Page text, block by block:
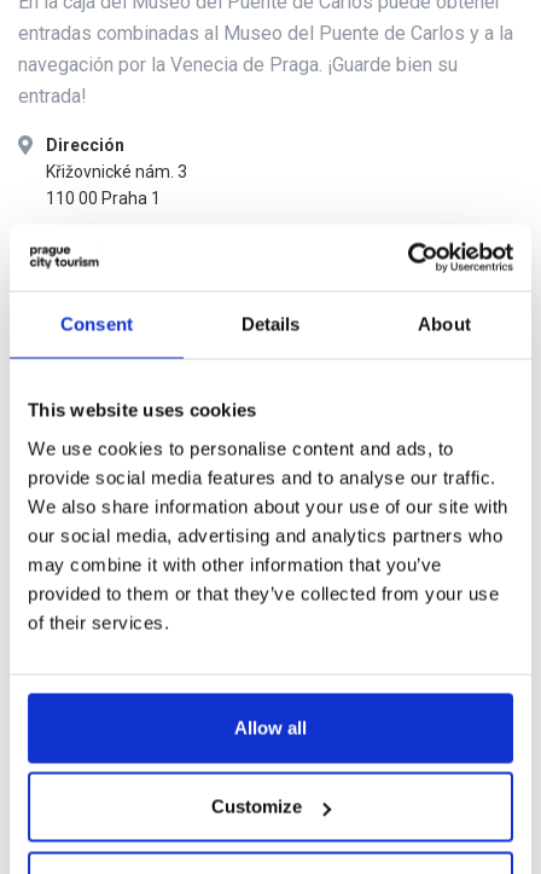
Consent Details About
This website uses cookies
We use cookies to personalise content and ads, to
provide social media features and to analyse our traffic.
We also share information about your use of our site with
our social media, advertising and analytics partners who
may combine it with other information that you’ve
provided to them or that they’ve collected from your use
of their services.
Allow all
Customize
entradas combinadas al Museo del Puente de Carlos y a la
navegación por la Venecia de Praga. ¡Guarde bien su
entrada!
Dirección
Křižovnické nám. 3
110 00 Praha 1
La parada más cercana
TRANVÍA Karlovy lázně
todos los días 10:00 – 20:00
(billetes de barco a recoger en la caja del Museo del Puente de
Carlos)
Precios de las entradas
550,-
550,-